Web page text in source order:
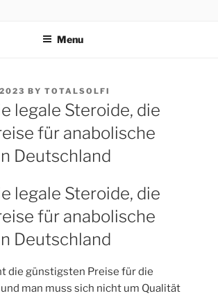
Menu
BY TOTALSOLFI
legale Steroide, die
für anabolische
Deutschland
legale Steroide, die
für anabolische
Deutschland
die günstigsten Preise für die
man muss sich nicht um Qualität